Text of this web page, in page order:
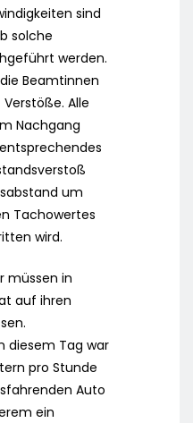
sind
solche
werden.
Beamtinnen
Alle
Nachgang
um
Tachowertes
wird.
müssen in
auf ihren
diesem Tag war
pro Stunde
Auto
ein